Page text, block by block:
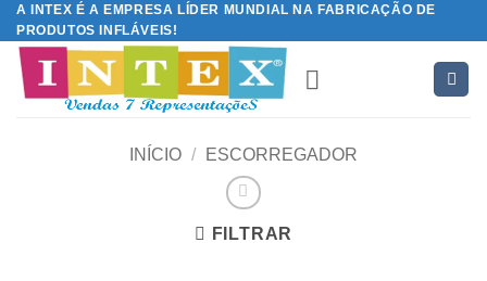
Skip
to
content
A INTEX É A EMPRESA LÍDER MUNDIAL NA FABRICAÇÃO DE
PRODUTOS INFLÁVEIS!
INÍCIO / ESCORREGADOR
FILTRAR